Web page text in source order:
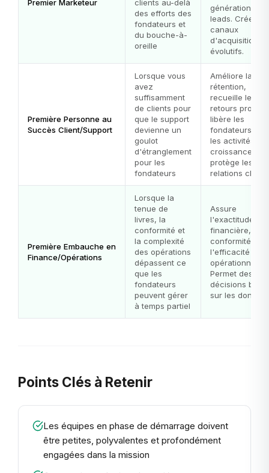
Premier Marketeur
clients au-delà
des efforts des
fondateurs et
du bouche-à-
oreille
génération de
leads. Crée des
canaux
d'acquisition
évolutifs.
Première Personne au
Succès Client/Support
Lorsque vous
avez
suffisamment
de clients pour
que le support
devienne un
goulot
d'étranglement
pour les
fondateurs
Améliore la
rétention,
recueille les
retours produit,
libère les
fondateurs
les activités de
croissance,
protège les
relations clients
Première Embauche en
Finance/Opérations
Lorsque la
tenue de
livres, la
conformité et
la complexité
des opérations
dépassent ce
que les
fondateurs
peuvent gérer
à temps partiel
Assure
l'exactitude
financière, la
conformité et
l'efficacité
opérationnelle.
Permet des
décisions
sur les
Points Clés à Retenir
Les équipes en phase de démarrage doivent
être petites, polyvalentes et profondément
engagées dans la mission